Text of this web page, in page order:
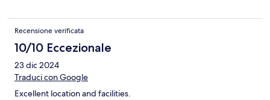
Recensione verificata
10/10 Eccezionale
23 dic 2024
Traduci con Google
Excellent location and facilities.